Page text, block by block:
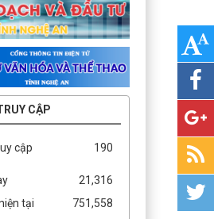
CẬP
cập 190
21,316
tại
751,558